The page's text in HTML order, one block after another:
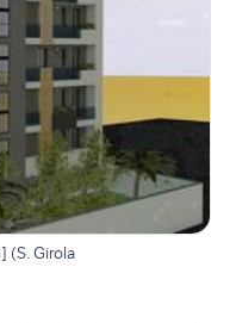
(S. Girola